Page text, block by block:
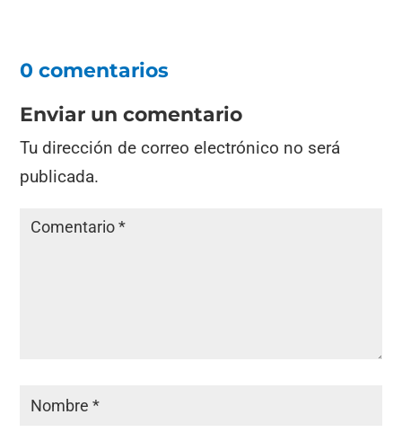
0 comentarios
Enviar un comentario
Tu dirección de correo electrónico no será
publicada.